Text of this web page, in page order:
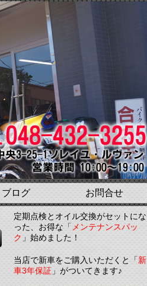
ブログ お問合せ
定期点検とオイル交換がセットにな
った、お得な「 メンテナンスパッ
ク」始めました！
当店で新車をご購入いただくと「新
車3年保証」がついてきます♪